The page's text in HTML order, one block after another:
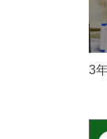
3